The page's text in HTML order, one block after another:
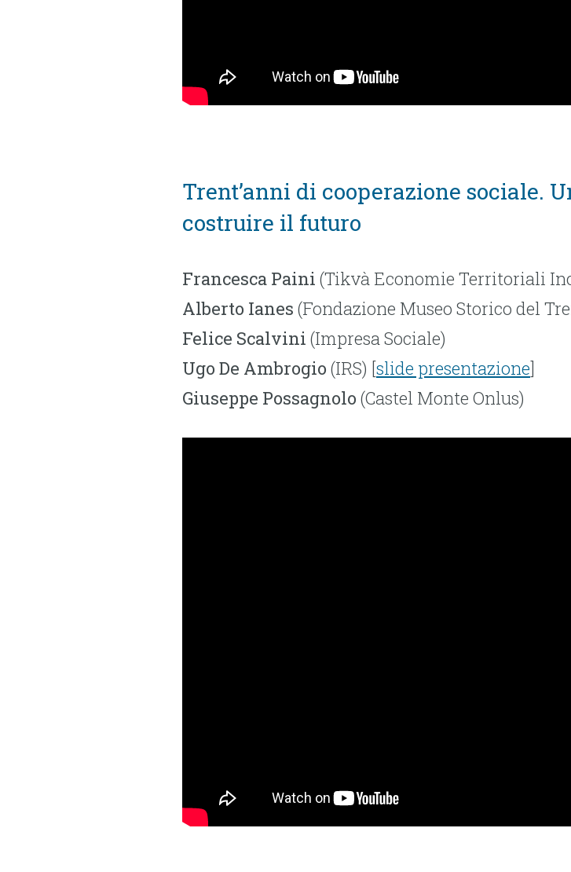
Trent’anni di cooperazione sociale.
costruire il futuro
Francesca Paini (Tikvà Economie Territoriali
Alberto Ianes (Fondazione Museo Storico del
Felice Scalvini (Impresa Sociale)
Ugo De Ambrogio (IRS) [slide presentazione]
Giuseppe Possagnolo (Castel Monte Onlus)